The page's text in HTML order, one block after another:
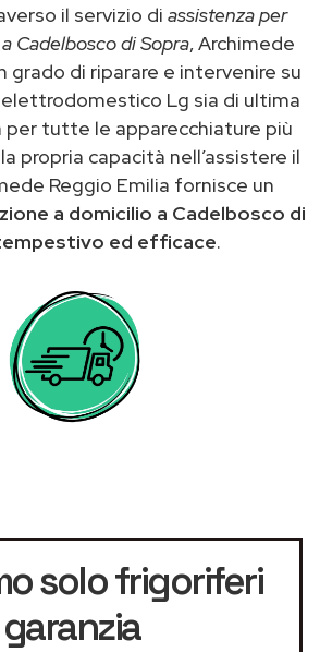
il servizio di assistenza per
Cadelbosco di Sopra, Archimede
grado di riparare e intervenire su
Lg sia di ultima
per tutte le apparecchiature più
propria capacità nell’assistere il
Reggio Emilia fornisce un
a domicilio a Cadelbosco di
ed efficace.
solo frigoriferi